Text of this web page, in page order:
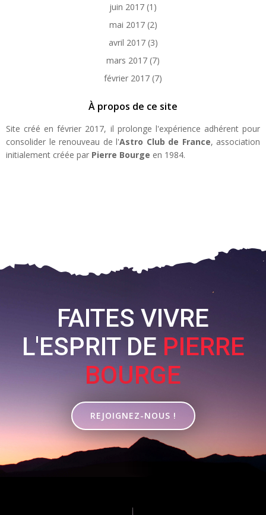
juin 2017 (1)
mai 2017(2)
avril 2017(3)
mars 2017 (7)
février 2017 (7)
À propos de ce site
Site créé en février 2017, il prolonge l'expérience adhérent pour
consolider le renouveau de l'Astro Club de France, association
initialement créée par Pierre Bourge en 1984.
FAITES VIVRE
L'ESPRIT DE PIERRE
BOURGE
REJOIGNEZ-NOUS !